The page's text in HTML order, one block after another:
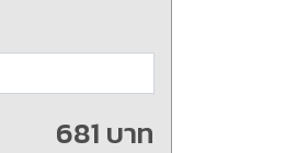
องกันไฟฟ้าสถิตย์
681 บาท